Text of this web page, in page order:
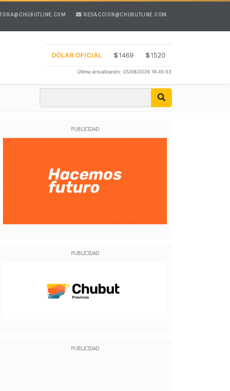
REDACCION@CHUBUTLINE.COM
DÓLAR OFICIAL $1469 $1520
Última actualización: 05/08/2026 19:45:53